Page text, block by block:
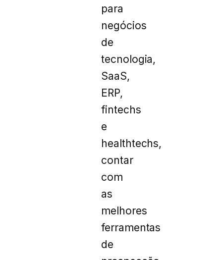
para
negócios
de
tecnologia,
SaaS,
ERP,
fintechs
e
healthtechs,
contar
com
as
melhores
ferramentas
de